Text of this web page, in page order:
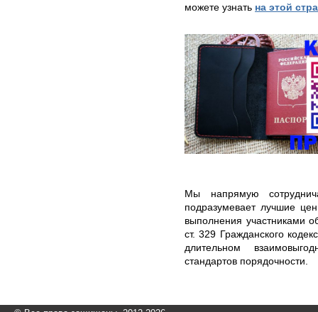
можете узнать на этой
Мы напрямую
подразумевает лучшие
выполнения участниками
ст. 329 Гражданского
длительном
стандартов порядочности.